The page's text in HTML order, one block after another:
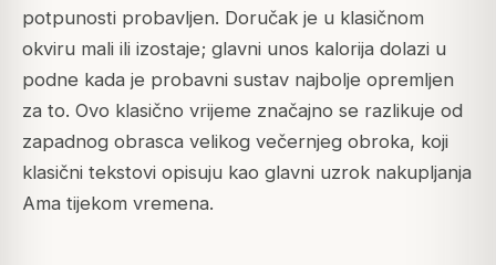
potpunosti probavljen. Doručak je u klasičnom
okviru mali ili izostaje; glavni unos kalorija dolazi u
podne kada je probavni sustav najbolje opremljen
za to. Ovo klasično vrijeme značajno se razlikuje od
zapadnog obrasca velikog večernjeg obroka, koji
klasični tekstovi opisuju kao glavni uzrok nakupljanja
Ama tijekom vremena.